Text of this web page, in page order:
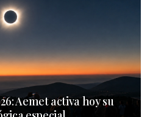
Aemet activa hoy su